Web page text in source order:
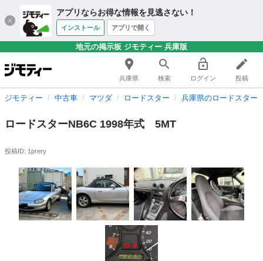
アプリならお得な情報を見逃さない！
インストール アプリで開く
地元の掲示板 ジモティー 兵庫版
兵庫県 検索 ログイン 投稿
ジモティー 中古車 マツダ ロードスター 兵庫県のロードスター
ロードスターNB6C 1998年式 5MT
投稿ID: 1prery